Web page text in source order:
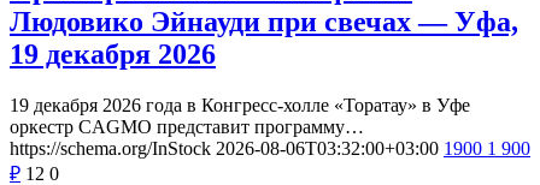
Людовико Эйнауди при свечах — Уфа,
19 декабря 2026
19 декабря 2026 года в Конгресс-холле «Торатау» в Уфе
оркестр CAGMO представит программу…
https://schema.org/InStock 2026-08-06T03:32:00+03:00 1900 1 900
₽ 12 0